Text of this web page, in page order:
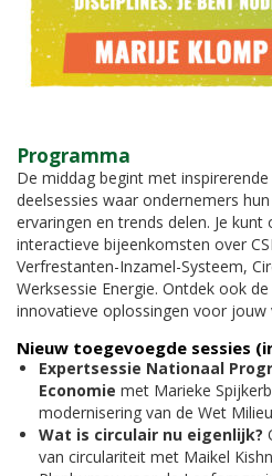
Programma
De middag begint met
deelsessies waar ondernemers
ervaringen en trends delen. Je
interactieve bijeenkomsten over
Verfrestanten-Inzamel-Systeem,
Werksessie Energie. Ontdek ook
innovatieve oplossingen voor jouw
Nieuw toegevoegde sessies
Expertsessie Nationaal
Economie met Marieke
modernisering van de Wet
Wat is circulair nu eigenlijk?
van circulariteit met Maikel